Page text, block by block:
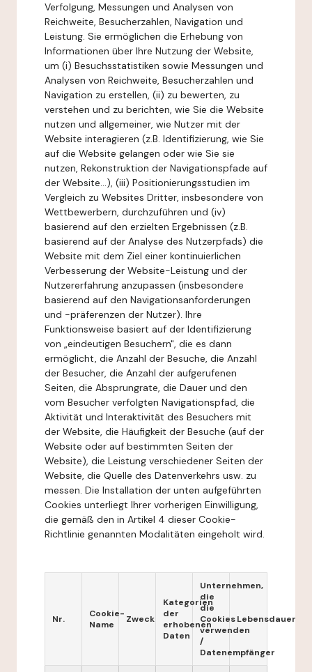
Verfolgung, Messungen und Analysen von
Reichweite, Besucherzahlen, Navigation und
Leistung. Sie ermöglichen die Erhebung von
Informationen über Ihre Nutzung der Website,
um (i) Besuchsstatistiken sowie Messungen und
Analysen von Reichweite, Besucherzahlen und
Navigation zu erstellen, (ii) zu bewerten, zu
verstehen und zu berichten, wie Sie die Website
nutzen und allgemeiner, wie Nutzer mit der
Website interagieren (z.B. Identifizierung, wie Sie
auf die Website gelangen oder wie Sie sie
nutzen, Rekonstruktion der Navigationspfade auf
der Website...), (iii) Positionierungsstudien im
Vergleich zu Websites Dritter, insbesondere von
Wettbewerbern, durchzuführen und (iv)
basierend auf den erzielten Ergebnissen (z.B.
basierend auf der Analyse des Nutzerpfads) die
Website mit dem Ziel einer kontinuierlichen
Verbesserung der Website-Leistung und der
Nutzererfahrung anzupassen (insbesondere
basierend auf den Navigationsanforderungen
und -präferenzen der Nutzer). Ihre
Funktionsweise basiert auf der Identifizierung
von „eindeutigen Besuchern", die es dann
ermöglicht, die Anzahl der Besuche, die Anzahl
der Besucher, die Anzahl der aufgerufenen
Seiten, die Absprungrate, die Dauer und den
vom Besucher verfolgten Navigationspfad, die
Aktivität und Interaktivität des Besuchers mit
der Website, die Häufigkeit der Besuche (auf der
Website oder auf bestimmten Seiten der
Website), die Leistung verschiedener Seiten der
Website, die Quelle des Datenverkehrs usw. zu
messen. Die Installation der unten aufgeführten
Cookies unterliegt Ihrer vorherigen Einwilligung,
die gemäß den in Artikel 4 dieser Cookie-
Richtlinie genannten Modalitäten eingeholt wird.
Nr.
Cookie-
Name
Zweck
Kategorien
der
erhobenen
Daten
Unternehmen,
die
die
Cookies
verwenden
/
Datenempfänger
Lebensdauer